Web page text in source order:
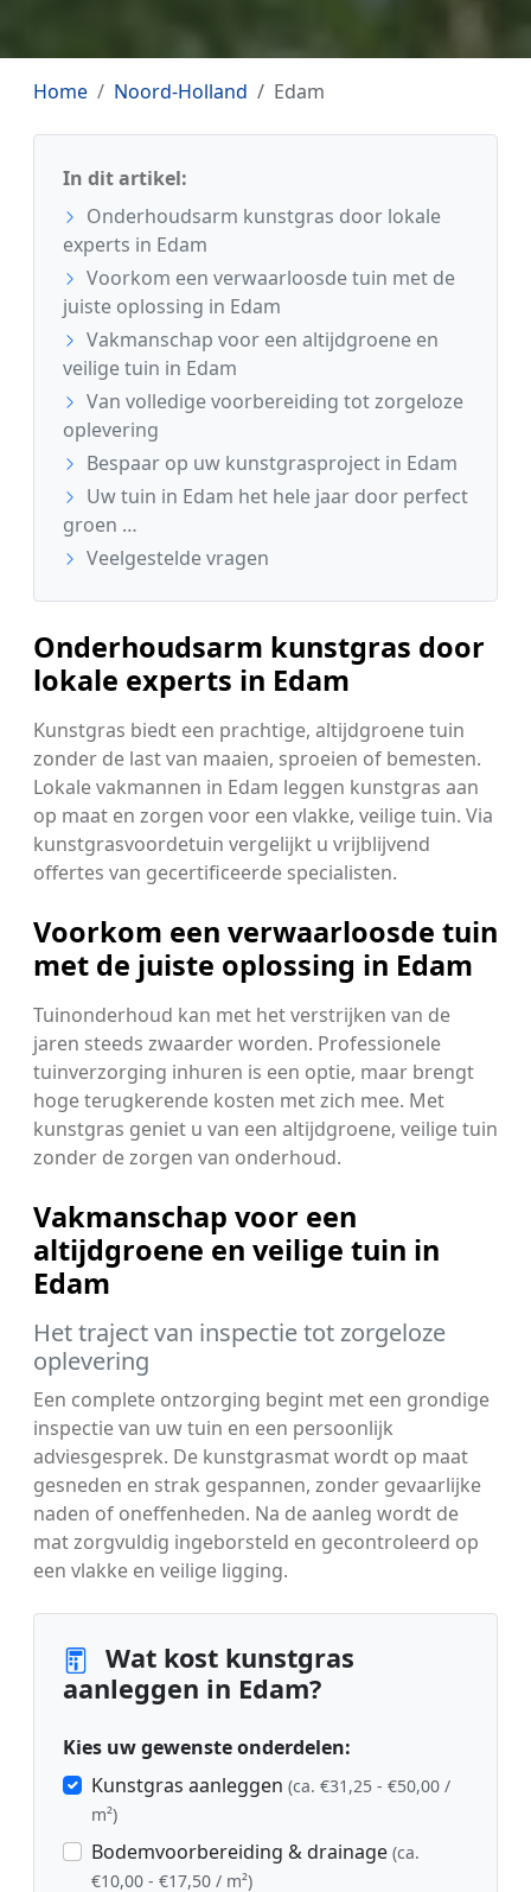
Home Noord-Holland Edam
In dit artikel:
Onderhoudsarm kunstgras door lokale
experts in Edam
Voorkom een verwaarloosde tuin met de
juiste oplossing in Edam
Vakmanschap voor een altijdgroene en
veilige tuin in Edam
Van volledige voorbereiding tot zorgeloze
oplevering
Bespaar op uw kunstgrasproject in Edam
Uw tuin in Edam het hele jaar door perfect
groen …
Veelgestelde vragen
Onderhoudsarm kunstgras door
lokale experts in Edam
Kunstgras biedt een prachtige, altijdgroene tuin
zonder de last van maaien, sproeien of bemesten.
Lokale vakmannen in Edam leggen kunstgras aan
op maat en zorgen voor een vlakke, veilige tuin. Via
kunstgrasvoordetuin vergelijkt u vrijblijvend
offertes van gecertificeerde specialisten.
Voorkom een verwaarloosde tuin
met de juiste oplossing in Edam
Tuinonderhoud kan met het verstrijken van de
jaren steeds zwaarder worden. Professionele
tuinverzorging inhuren is een optie, maar brengt
hoge terugkerende kosten met zich mee. Met
kunstgras geniet u van een altijdgroene, veilige tuin
zonder de zorgen van onderhoud.
Vakmanschap voor een
altijdgroene en veilige tuin in
Edam
Het traject van inspectie tot zorgeloze
oplevering
Een complete ontzorging begint met een grondige
inspectie van uw tuin en een persoonlijk
adviesgesprek. De kunstgrasmat wordt op maat
gesneden en strak gespannen, zonder gevaarlijke
naden of oneffenheden. Na de aanleg wordt de
mat zorgvuldig ingeborsteld en gecontroleerd op
een vlakke en veilige ligging.
Wat kost kunstgras
aanleggen in Edam?
Kies uw gewenste onderdelen:
Kunstgras aanleggen (ca. €31,25 - €50,00 /
m²)
Bodemvoorbereiding & drainage (ca.
€10,00 - €17,50 / m²)